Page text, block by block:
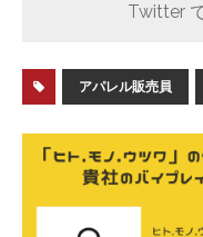
Twitter
アパレル販売員